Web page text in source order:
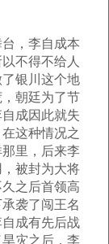
，李自成本
不得不给人
银川这个地
朝廷为了节
成因此就失
这种情况之
里，后来李
被封为大将
之后首领高
袭了闯王名
成有先后战
灾之后，李